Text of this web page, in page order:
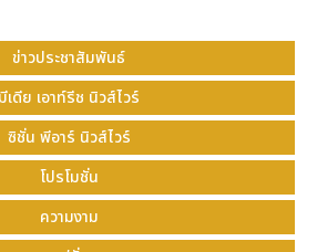
Shorts
ลิฟของนุนิวคือMandarin Long
เสื้อเชิ้ตคอจีนลายทางขาว - เทา
งFishermanสีขาวหรือดำได้อย่าง
นิมอลต้องถูกใจJT Signature
ในสีแดงเลือดหมูและสีขาวที่เหมาะกับ
ยกับกระเป๋าสุดเอ็กซ์คลูซีฟ
Bagสีขาวตัดครีมใบใหญ่จุใจ
เฉพาะสำหรับคอลเลกชันนี้
ข่าวประชาสัมพันธ์
มีเดีย เอาท์รีช นิวส์ไวร์
ซิชั่น พีอาร์ นิวส์ไวร์
โปรโมชั่น
ความงาม